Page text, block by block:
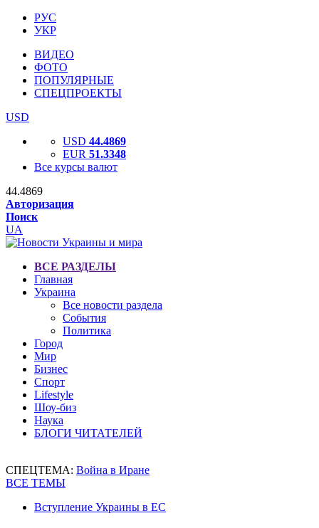
РУС
УКР
ВИДЕО
ФОТО
ПОПУЛЯРНЫЕ
СПЕЦПРОЕКТЫ
USD
USD 44.4869
EUR 51.3348
Все курсы валют
44.4869
Авторизация
Поиск
UA
ВСЕ РАЗДЕЛЫ
Главная
Украина
Все новости раздела
События
Политика
Город
Мир
Бизнес
Спорт
Lifestyle
Шоу-биз
Наука
БЛОГИ ЧИТАТЕЛЕЙ
СПЕЦТЕМА: Война в Иране
ВСЕ ТЕМЫ
Вступление Украины в ЕС